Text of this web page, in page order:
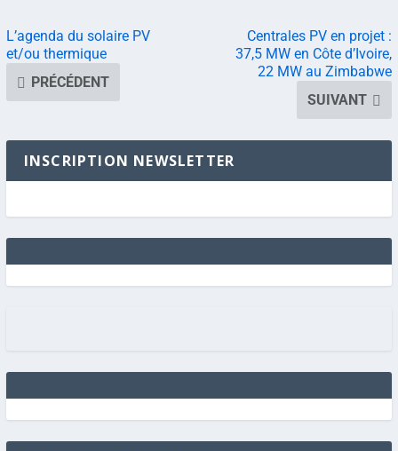
L’agenda du solaire PV
et/ou thermique
PRÉCÉDENT
Centrales PV en projet :
37,5 MW en Côte d’Ivoire,
22 MW au Zimbabwe
SUIVANT
INSCRIPTION NEWSLETTER